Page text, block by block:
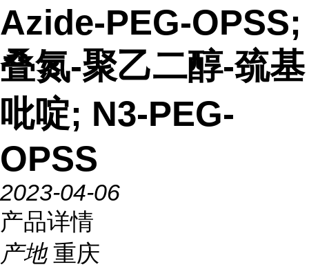
Azide-PEG-OPSS;
叠氮-聚乙二醇-巯基
吡啶; N3-PEG-
OPSS
2023-04-06
产品详情
产地 重庆